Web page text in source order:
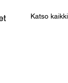
Katso kaikki